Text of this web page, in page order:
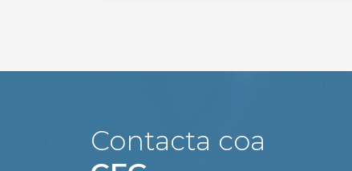
Contacta coa